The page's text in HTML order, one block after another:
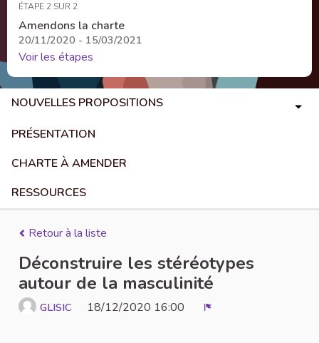
ÉTAPE 2 SUR 2
Amendons la charte
20/11/2020 - 15/03/2021
Voir les étapes
NOUVELLES PROPOSITIONS
PRÉSENTATION
CHARTE À AMENDER
RESSOURCES
Retour à la liste
Déconstruire les stéréotypes
autour de la masculinité
GLISIC 18/12/2020 16:00